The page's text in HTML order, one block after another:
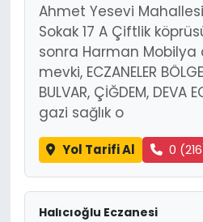
Ahmet Yesevi
Sokak 17 A Çiftlik
sonra Harman Mobilya
mevki, ECZANELER
BULVAR, ÇİĞDEM, DEVA
gazi sağlık o
Yol Tarifi Al 0
Halıcıoğlu Eczanesi